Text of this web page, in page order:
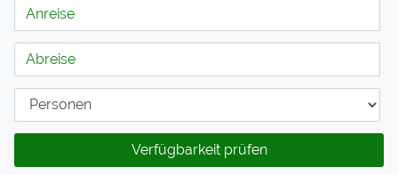
Verfügbarkeit prüfen